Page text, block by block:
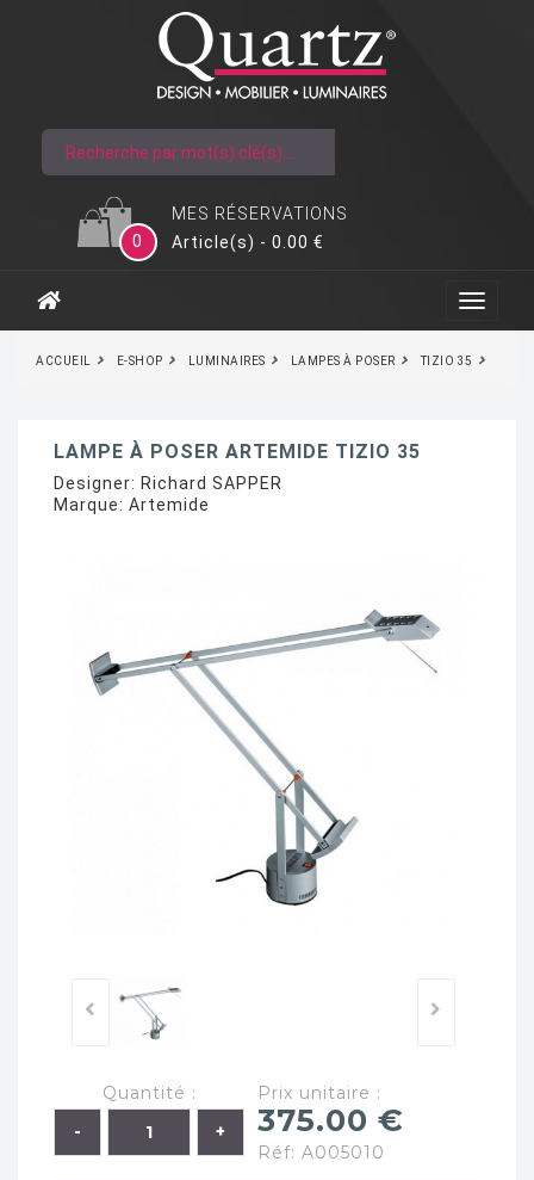
MES RÉSERVATIONS
0
Article(s) - 0.00 €
ACCUEIL E-SHOP LUMINAIRES LAMPES À POSER TIZIO 35
LAMPE À POSER ARTEMIDE TIZIO 35
Designer: Richard SAPPER
Marque: Artemide
Quantité : Prix unitaire :
375.00 €
Réf: A005010